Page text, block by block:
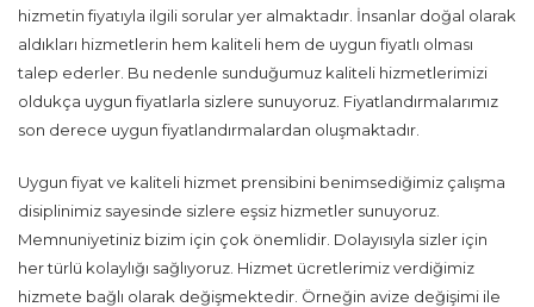
hizmetin fiyatıyla ilgili sorular yer almaktadır. İnsanlar doğal olarak
aldıkları hizmetlerin hem kaliteli hem de uygun fiyatlı olması
talep ederler. Bu nedenle sunduğumuz kaliteli hizmetlerimizi
oldukça uygun fiyatlarla sizlere sunuyoruz. Fiyatlandırmalarımız
son derece uygun fiyatlandırmalardan oluşmaktadır.
Uygun fiyat ve kaliteli hizmet prensibini benimsediğimiz çalışma
disiplinimiz sayesinde sizlere eşsiz hizmetler sunuyoruz.
Memnuniyetiniz bizim için çok önemlidir. Dolayısıyla sizler için
her türlü kolaylığı sağlıyoruz. Hizmet ücretlerimiz verdiğimiz
hizmete bağlı olarak değişmektedir. Örneğin avize değişimi ile